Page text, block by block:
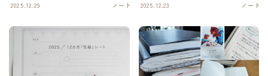
2025.12.29 ノート 2025.12.23 ノート